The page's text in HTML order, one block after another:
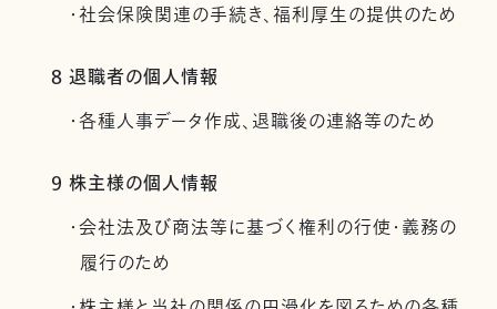
・社会保険関連の手続き、福利厚生の提供のため
8 退職者の個人情報
・各種人事データ作成、退職後の連絡等のため
9 株主様の個人情報
・会社法及び商法等に基づく権利の行使・義務の
履行のため